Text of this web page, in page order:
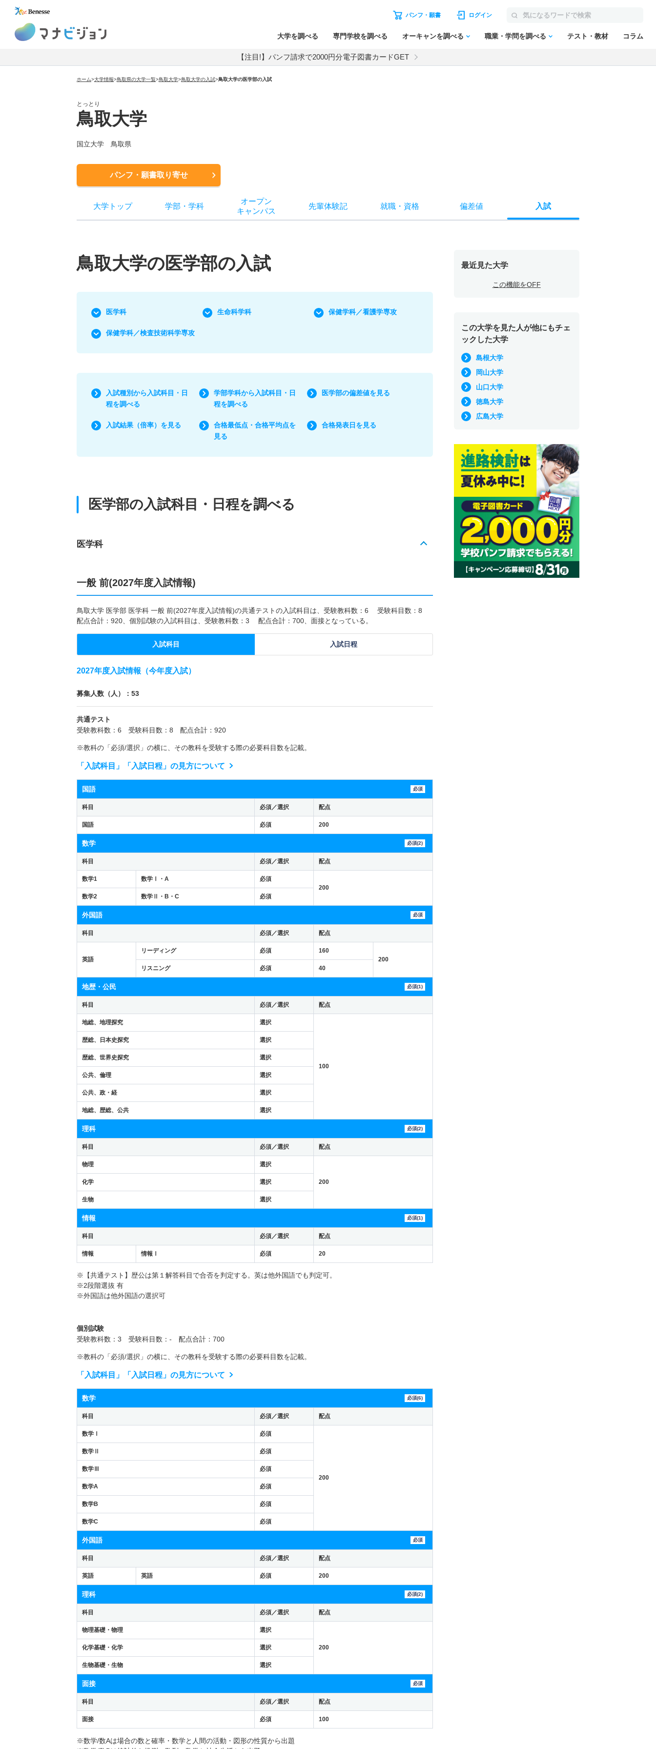
パンフ・願書 ログイン
大学を調べる 専門学校を調べる オーキャンを調べる 職業・学問を調べる テスト・教材 コラム
【注目!】パンフ請求で2000円分電子図書カードGET
ホーム>大学情報>鳥取県の大学一覧>鳥取大学>鳥取大学の入試>鳥取大学の医学部の入試
とっとり
鳥取大学
国立大学 鳥取県
パンフ・願書取り寄せ
大学トップ 学部 ・ 学科
オープン
キャンパス
先輩体験記 就職・ 資格 偏差値 入試
鳥取大学の医学部の入試
医学科 生命科学科 保健学科／看護学専攻
保健学科／検査技術科学専攻
入試種別から入試科目・日
程を調べる
学部学科から入試科目・日
程を調べる
医学部の偏差値を見る
入試結果（倍率）を見る
合格最低点・合格平均点を
見る
合格発表日を見る
医学部の入試科目・日程を調べる
医学科
一般 前(2027年度入試情報)
鳥取大学 医学部 医学科 一般 前(2027年度入試情報)の共通テストの入試科目は、受験教科数：6 受験科目数：8
配点合計：920、個別試験の入試科目は、受験教科数：3 配点合計：700、面接となっている。
入試科目 入試日程
2027年度入試情報（今年度入試）
募集人数（人）：53
共通テスト
受験教科数：6 受験科目数：8 配点合計：920
※教科の「必須/選択」の横に、その教科を受験する際の必要科目数を記載。
「入試科目」「入試日程」の見方について
国語 必須
科目 必須／選択 配点
国語 必須 200
数学 必須(2)
科目 必須／選択 配点
数学1 数学Ⅰ・A
必須
200
数学2
数学Ⅱ・B・C 必須
外国語 必須
科目 必須／選択 配点
英語
リーディング 必須
160
200
リスニング
必須 40
地歴・公民 必須(1)
科目 必須／選択 配点
地総、地理探究 選択
100
歴総、日本史探究 選択
歴総、世界史探究 選択
公共、倫理 選択
公共、政・経 選択
地総、歴総、公共 選択
理科 必須(2)
科目 必須／選択 配点
物理 選択
200
化学 選択
生物 選択
情報 必須(1)
科目 必須／選択 配点
情報 情報Ⅰ 必須 20
※【共通テスト】歴公は第１解答科目で合否を判定する。英は他外国語でも判定可。
※2段階選抜 有
※外国語は他外国語の選択可
個別試験
受験教科数：3 受験科目数：- 配点合計：700
※教科の「必須/選択」の横に、その教科を受験する際の必要科目数を記載。
「入試科目」「入試日程」の見方について
数学 必須(6)
科目 必須／選択 配点
数学Ⅰ 必須
200
数学Ⅱ 必須
数学Ⅲ 必須
数学A 必須
数学B 必須
数学C 必須
外国語 必須
科目 必須／選択 配点
英語 英語 必須 200
理科 必須(2)
科目 必須／選択 配点
物理基礎・物理 選択
200
化学基礎・化学 選択
生物基礎・生物 選択
面接 必須
科目 必須／選択 配点
面接 必須 100
※数学/数Aは場合の数と確率・数学と人間の活動・図形の性質から出題
最近見た大学
この機能をOFF
この大学を見た人が他にもチェ
ックした大学
島根大学
岡山大学
山口大学
徳島大学
広島大学